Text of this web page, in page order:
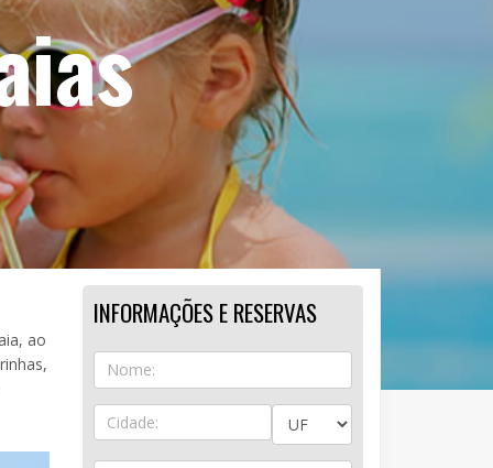
ao
INFORMAÇÕES E RESERVAS